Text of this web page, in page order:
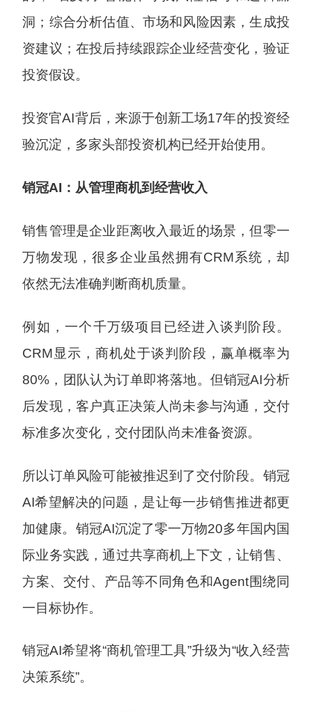
洞；综合分析估值、市场和风险因素，生成投
资建议；在投后持续跟踪企业经营变化，验证
投资假设。
投资官AI背后，来源于创新工场17年的投资经
验沉淀，多家头部投资机构已经开始使用。
销冠AI：从管理商机到经营收入
销售管理是企业距离收入最近的场景，但零一
万物发现，很多企业虽然拥有CRM系统，却
依然无法准确判断商机质量。
例如，一个千万级项目已经进入谈判阶段。
CRM显示，商机处于谈判阶段，赢单概率为
80%，团队认为订单即将落地。但销冠AI分析
后发现，客户真正决策人尚未参与沟通，交付
标准多次变化，交付团队尚未准备资源。
所以订单风险可能被推迟到了交付阶段。销冠
AI希望解决的问题，是让每一步销售推进都更
加健康。销冠AI沉淀了零一万物20多年国内国
际业务实践，通过共享商机上下文，让销售、
方案、交付、产品等不同角色和Agent围绕同
一目标协作。
销冠AI希望将“商机管理工具”升级为“收入经营
决策系统”。